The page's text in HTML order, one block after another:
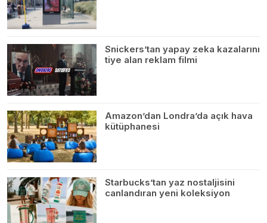
Snickers’tan yapay zeka kazalarını
tiye alan reklam filmi
Amazon’dan Londra’da açık hava
kütüphanesi
Starbucks’tan yaz nostaljisini
canlandıran yeni koleksiyon